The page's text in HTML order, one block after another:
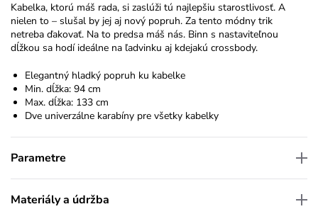
Kabelka, ktorú máš rada, si zaslúži tú najlepšiu starostlivosť. A
nielen to – slušal by jej aj nový popruh. Za tento módny trik
netreba ďakovať. Na to predsa máš nás. Binn s nastaviteľnou
dĺžkou sa hodí ideálne na ľadvinku aj kdejakú crossbody.
Elegantný hladký popruh ku kabelke
Min. dĺžka: 94 cm
Max. dĺžka: 133 cm
Dve univerzálne karabíny pre všetky kabelky
Parametre
Materiály a údržba